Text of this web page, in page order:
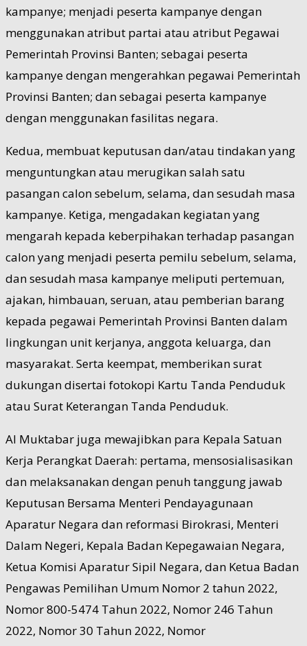
kampanye; menjadi peserta kampanye dengan
menggunakan atribut partai atau atribut Pegawai
Pemerintah Provinsi Banten; sebagai peserta
kampanye dengan mengerahkan pegawai Pemerintah
Provinsi Banten; dan sebagai peserta kampanye
dengan menggunakan fasilitas negara.
Kedua, membuat keputusan dan/atau tindakan yang
menguntungkan atau merugikan salah satu
pasangan calon sebelum, selama, dan sesudah masa
kampanye. Ketiga, mengadakan kegiatan yang
mengarah kepada keberpihakan terhadap pasangan
calon yang menjadi peserta pemilu sebelum, selama,
dan sesudah masa kampanye meliputi pertemuan,
ajakan, himbauan, seruan, atau pemberian barang
kepada pegawai Pemerintah Provinsi Banten dalam
lingkungan unit kerjanya, anggota keluarga, dan
masyarakat. Serta keempat, memberikan surat
dukungan disertai fotokopi Kartu Tanda Penduduk
atau Surat Keterangan Tanda Penduduk.
Al Muktabar juga mewajibkan para Kepala Satuan
Kerja Perangkat Daerah: pertama, mensosialisasikan
dan melaksanakan dengan penuh tanggung jawab
Keputusan Bersama Menteri Pendayagunaan
Aparatur Negara dan reformasi Birokrasi, Menteri
Dalam Negeri, Kepala Badan Kepegawaian Negara,
Ketua Komisi Aparatur Sipil Negara, dan Ketua Badan
Pengawas Pemilihan Umum Nomor 2 tahun 2022,
Nomor 800-5474 Tahun 2022, Nomor 246 Tahun
2022, Nomor 30 Tahun 2022, Nomor